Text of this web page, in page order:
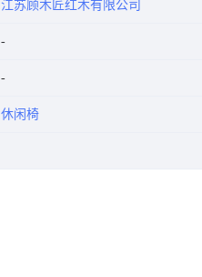
江苏顾木匠红木有限公司
休闲椅